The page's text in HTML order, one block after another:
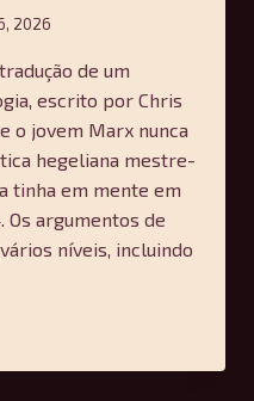
2026
de um
escrito por Chris
o jovem Marx nunca
hegeliana mestre-
tinha em mente em
Os argumentos de
níveis, incluindo